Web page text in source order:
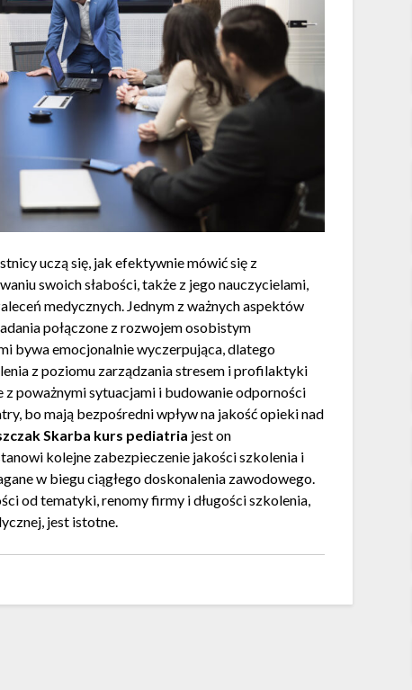
uczą się, jak efektywnie mówić się z
swoich słabości, także z jego nauczycielami,
medycznych. Jednym z ważnych aspektów
połączone z rozwojem osobistym
bywa emocjonalnie wyczerpująca, dlatego
z poziomu zarządzania stresem i profilaktyki
poważnymi sytuacjami i budowanie odporności
bo mają bezpośredni wpływ na jakość opieki nad
Skarba kurs pediatria jest on
kolejne zabezpieczenie jakości szkolenia i
w biegu ciągłego doskonalenia zawodowego.
od tematyki, renomy firmy i długości szkolenia,
jest istotne.